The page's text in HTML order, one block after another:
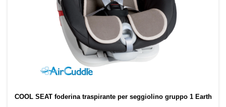
COOL SEAT foderina traspirante per seggiolino gruppo 1 Earth